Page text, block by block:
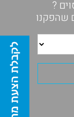
?
שהפקנו